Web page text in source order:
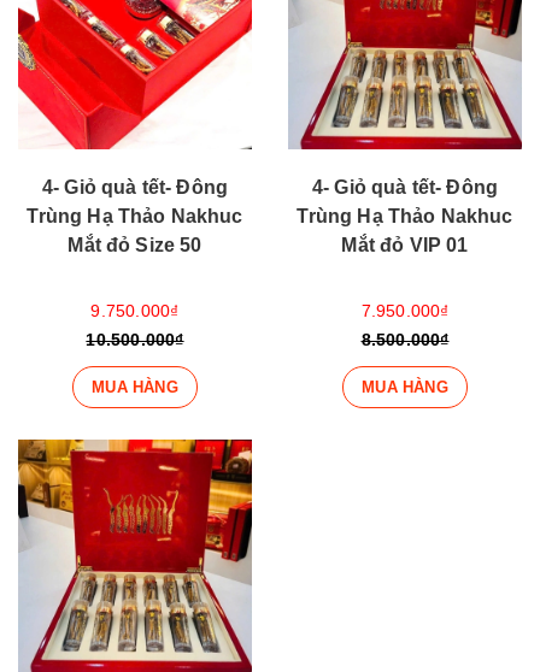
4- Giỏ quà tết- Đông
Trùng Hạ Thảo Nakhuc
Mắt đỏ Size 50
9.750.000₫
10.500.000₫
MUA HÀNG
4- Giỏ quà tết- Đông
Trùng Hạ Thảo Nakhuc
Mắt đỏ VIP 01
7.950.000₫
8.500.000₫
MUA HÀNG